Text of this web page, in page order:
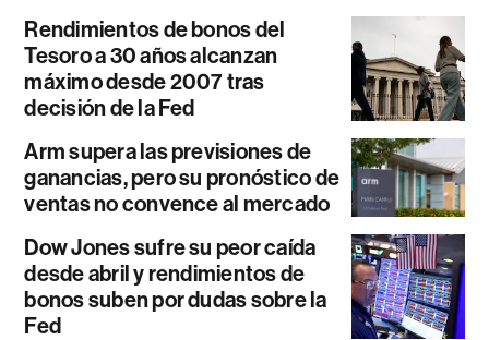
Rendimientos de bonos del
Tesoro a 30 años alcanzan
máximo desde 2007 tras
decisión de la Fed
Arm supera las previsiones de
ganancias, pero su pronóstico de
ventas no convence al mercado
Dow Jones sufre su peor caída
desde abril y rendimientos de
bonos suben por dudas sobre la
Fed